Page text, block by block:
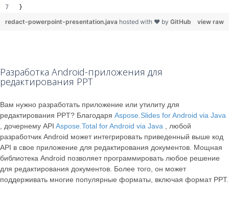
}
view raw
redact-powerpoint-presentation.java hosted with ❤ by GitHub
Разработка Android-приложения для
редактирования PPT
Вам нужно разработать приложение или утилиту для
редактирования PPT? Благодаря Aspose.Slides for Android via Java
, дочернему API Aspose.Total for Android via Java , любой
разработчик Android может интегрировать приведенный выше код
API в свое приложение для редактирования документов. Мощная
библиотека Android позволяет программировать любое решение
для редактирования документов. Более того, он может
поддерживать многие популярные форматы, включая формат PPT.